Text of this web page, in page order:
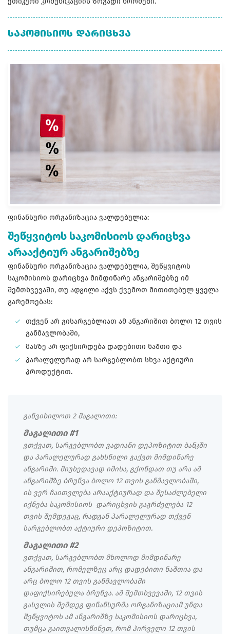
ᲡᲐᲙᲝᲛᲘᲡᲘᲝᲡ ᲓᲐᲠᲘᲪᲮᲕᲐ
ფინანსური ორგანიზაცია ვალდებულია:
შეწყვიტოს საკომისიოს დარიცხვა
არააქტიურ ანგარიშებზე
ფინანსური ორგანიზაცია ვალდებულია, შეწყვიტოს
საკომისიოს დარიცხვა მიმდინარე ანგარიშებზე იმ
შემთხვევაში, თუ ადგილი აქვს ქვემოთ მითითებულ ყველა
გარემოებას:
თქვენ არ გისარგებლიათ ამ ანგარიშით ბოლო 12 თვის
განმავლობაში,
მასზე არ ფიქსირდება დადებითი ნაშთი და
პარალელურად არ სარგებლობთ სხვა აქტიური
პროდუქტით.
განვიხილოთ 2 მაგალითი:
მაგალითი #1
ვთქვათ, სარგებლობთ ვადიანი დეპოზიტით ბანკში
და პარალელურად გახსნილი გაქვთ მიმდინარე
ანგარიში. მიუხედავად იმისა, გქონდათ თუ არა ამ
ანგარიშზე ბრუნვა ბოლო 12 თვის განმავლობაში,
ის ვერ ჩაითვლება არააქტიურად და შესაძლებელი
იქნება საკომისიოს დარიცხვის გაგრძელება 12
თვის შემდეგაც, რადგან პარალელურად თქვენ
სარგებლობთ აქტიური დეპოზიტით.
მაგალითი #2
ვთქვათ, სარგებლობთ მხოლოდ მიმდინარე
ანგარიშით, რომელზეც არც დადებითი ნაშთია და
არც ბოლო 12 თვის განმავლობაში
დაფიქსირებულა ბრუნვა. ამ შემთხვევაში, 12 თვის
გასვლის შემდეგ ფინანსურმა ორგანიზაციამ უნდა
შეწყვიტოს ამ ანგარიშზე საკომისიოს დარიცხვა,
თუმცა გაითვალისწინეთ, რომ პირველი 12 თვის